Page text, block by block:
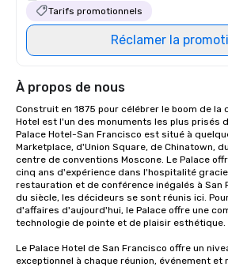
Tarifs promotionnels
Réclamer la
À propos de nous
Construit en 1875 pour célébrer le boom de la
Hotel est l'un des monuments les plus prisés
Palace Hotel-San Francisco est situé à
Marketplace, d'Union Square, de Chinatown,
centre de conventions Moscone. Le Palace
cinq ans d'expérience dans l'hospitalité
restauration et de conférence inégalés à San
du siècle, les décideurs se sont réunis ici.
d'affaires d'aujourd'hui, le Palace offre une
technologie de pointe et de plaisir esthétique.
Le Palace Hotel de San Francisco offre un
exceptionnel à chaque réunion, événement